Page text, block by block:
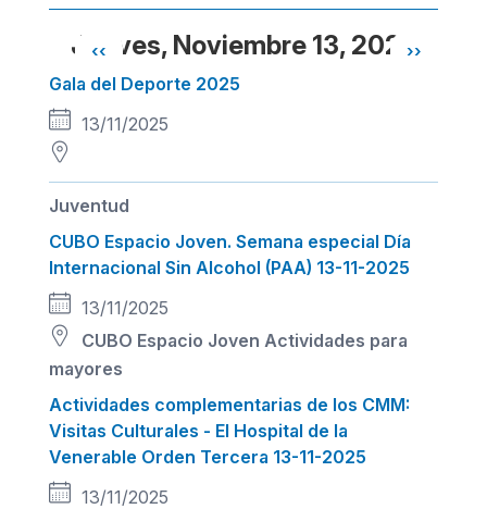
Jueves, Noviembre 13, 2025
Paginación
‹‹
››
Gala del Deporte 2025
13/11/2025
Juventud
CUBO Espacio Joven. Semana especial Día
Internacional Sin Alcohol (PAA) 13-11-2025
13/11/2025
CUBO Espacio Joven Actividades para
mayores
Actividades complementarias de los CMM:
Visitas Culturales - El Hospital de la
Venerable Orden Tercera 13-11-2025
13/11/2025